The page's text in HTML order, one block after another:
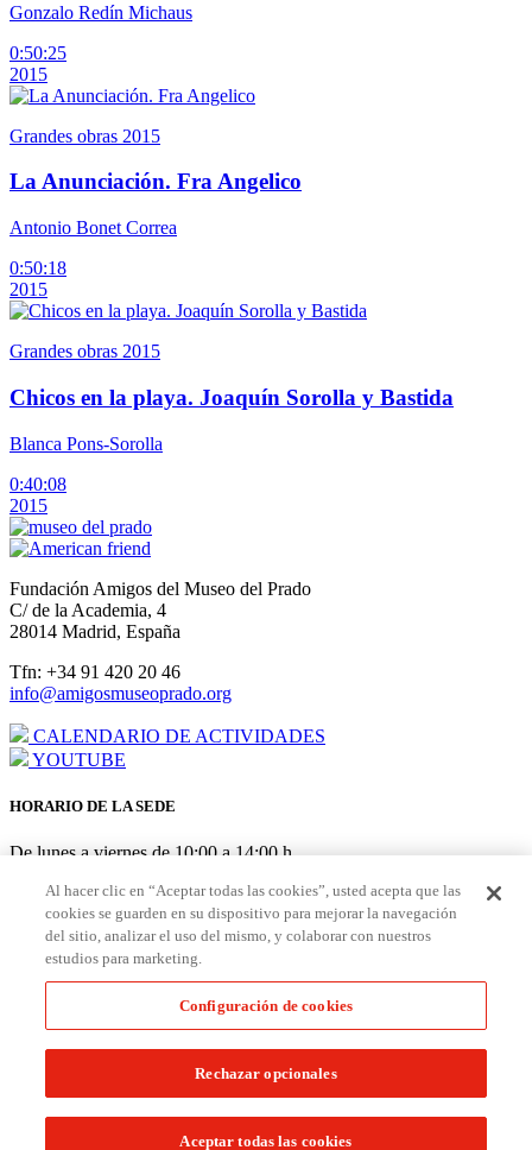
Gonzalo Redín Michaus
0:50:25
2015
Grandes obras 2015
La Anunciación. Fra Angelico
Antonio Bonet Correa
0:50:18
2015
Grandes obras 2015
Chicos en la playa. Joaquín Sorolla y Bastida
Blanca Pons-Sorolla
0:40:08
2015
Fundación Amigos del Museo del Prado
C/ de la Academia, 4
28014 Madrid, España
Tfn: +34 91 420 20 46
info@amigosmuseoprado.org
CALENDARIO DE ACTIVIDADES
YOUTUBE
HORARIO DE LA SEDE
De lunes a viernes de 10:00 a 14:00 h
HORARIO PUNTO DE AMIGOS EN EL MUSEO
De lunes a sábado de 10:00 a 19:30 h Domingo/festivos de 10:00 a
18:30 h
Hazte
Amigo
Política de Cookies|Configuración de Cookies
Políticas de Privacidad y Devolución
© Fundación Amigos del Museo del Prado. Todos los derechos
Al hacer clic en “Aceptar todas las cookies”, usted acepta que las
cookies se guarden en su dispositivo para mejorar la navegación
del sitio, analizar el uso del mismo, y colaborar con nuestros
estudios para marketing.
Configuración de cookies
Rechazar opcionales
Aceptar todas las cookies